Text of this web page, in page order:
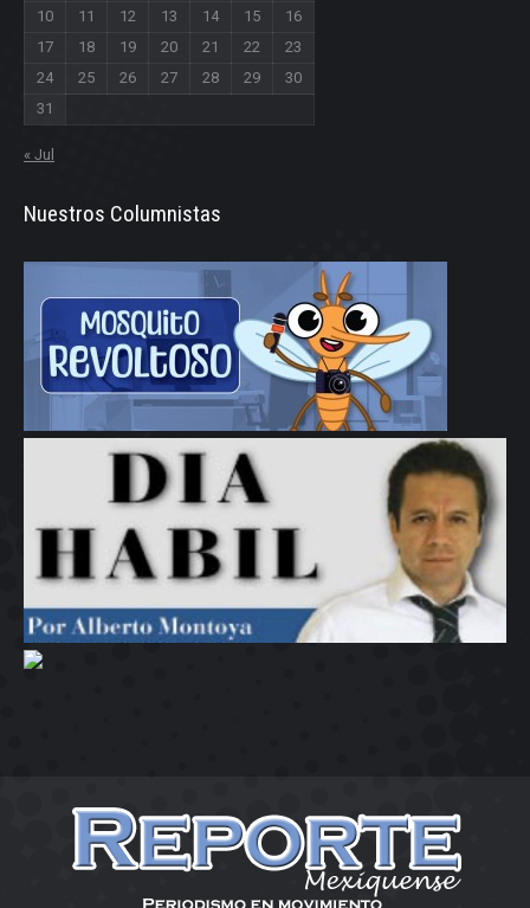
10
11 12 13 14 15
16
17
18 19 20 21 22
23
24
25 26 27 28 29
30
31
« Jul
Nuestros Columnistas